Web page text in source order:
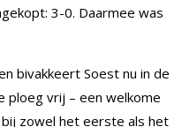
3-0. Daarmee was
bivakkeert Soest nu in de
ploeg vrij – een welkome
zowel het eerste als het